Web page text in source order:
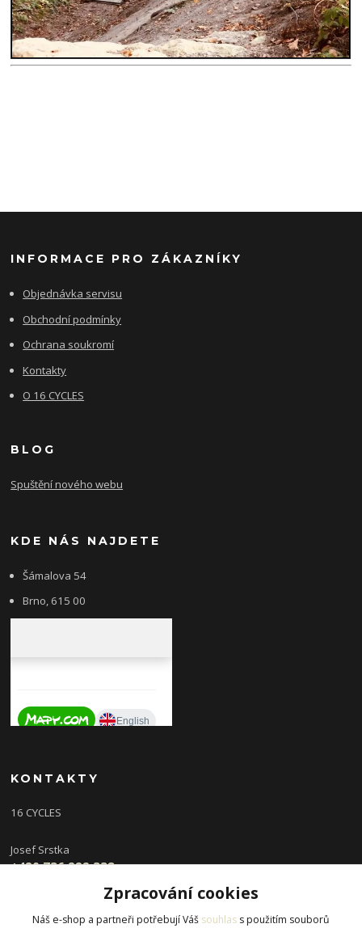
INFORMACE PRO ZÁKAZNÍKY
Objednávka servisu
Obchodní podmínky
Ochrana soukromí
Kontakty
O 16 CYCLES
BLOG
Spuštění nového webu
KDE NÁS NAJDETE
Šámalova 54
Brno, 615 00
KONTAKTY
16 CYCLES
Josef Srstka
+420 736 222 338
info@16cycles.cz
Zpracování cookies
Náš e-shop a partneři potřebují Váš souhlas s použitím souborů